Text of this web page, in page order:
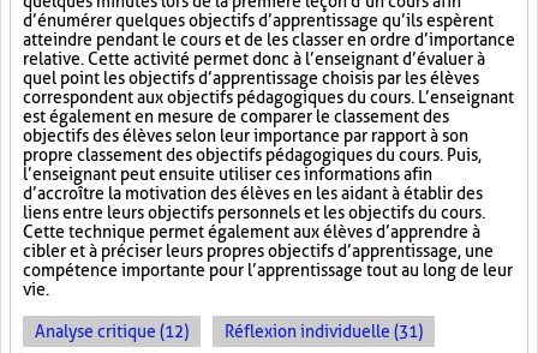
d’énumérer quelques objectifs d’apprentissage qu’ils espèrent
atteindre pendant le cours et de les classer en ordre d’importance
relative. Cette activité permet donc à l’enseignant d’évaluer à
quel point les objectifs d’apprentissage choisis par les élèves
correspondent aux objectifs pédagogiques du cours. L’enseignant
est également en mesure de comparer le classement des
objectifs des élèves selon leur importance par rapport à son
propre classement des objectifs pédagogiques du cours. Puis,
l’enseignant peut ensuite utiliser ces informations afin
d’accroître la motivation des élèves en les aidant à établir des
liens entre leurs objectifs personnels et les objectifs du cours.
Cette technique permet également aux élèves d’apprendre à
cibler et à préciser leurs propres objectifs d’apprentissage, une
compétence importante pour l’apprentissage tout au long de leur
vie.
Analyse critique (12) Réflexion individuelle (31)